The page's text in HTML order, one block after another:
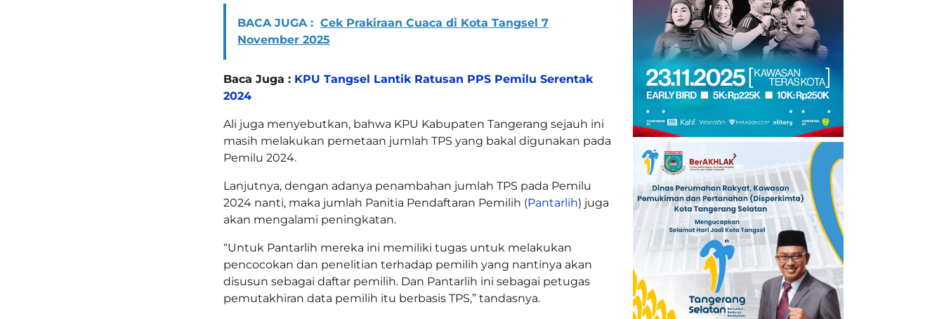
BACA JUGA : Cek Prakiraan Cuaca di Kota Tangsel 7
November 2025
Baca Juga : KPU Tangsel Lantik Ratusan PPS Pemilu Serentak
2024
Ali juga menyebutkan, bahwa KPU Kabupaten Tangerang sejauh ini
masih melakukan pemetaan jumlah TPS yang bakal digunakan pada
Pemilu 2024.
Lanjutnya, dengan adanya penambahan jumlah TPS pada Pemilu
2024 nanti, maka jumlah Panitia Pendaftaran Pemilih (Pantarlih) juga
akan mengalami peningkatan.
“Untuk Pantarlih mereka ini memiliki tugas untuk melakukan
pencocokan dan penelitian terhadap pemilih yang nantinya akan
disusun sebagai daftar pemilih. Dan Pantarlih ini sebagai petugas
pemutakhiran data pemilih itu berbasis TPS,” tandasnya.